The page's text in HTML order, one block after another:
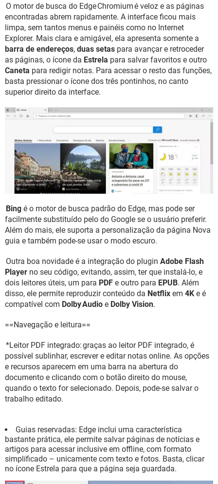
O motor de busca do Edge Chromium é veloz e as páginas
encontradas abrem rapidamente. A interface ficou mais
limpa, sem tantos menus e painéis como no Internet
Explorer. Mais clara e amigável, ela apresenta somente a
barra de endereços, duas setas para avançar e retroceder
as páginas, o ícone da Estrela para salvar favoritos e outro
Caneta para redigir notas. Para acessar o resto das funções,
basta pressionar o ícone dos três pontinhos, no canto
superior direito da interface.
Bing é o motor de busca padrão do Edge, mas pode ser
facilmente substituído pelo do Google se o usuário preferir.
Além do mais, ele suporta a personalização da página Nova
guia e também pode-se usar o modo escuro.
Outra boa novidade é a integração do plugin Adobe Flash
Player no seu código, evitando, assim, ter que instalá-lo, e
dois leitores úteis, um para PDF e outro para EPUB. Além
disso, ele permite reproduzir conteúdo da Netflix em 4K e é
compatível com Dolby Audio e Dolby Vision.
==Navegação e leitura==
*Leitor PDF integrado: graças ao leitor PDF integrado, é
possível sublinhar, escrever e editar notas online. As opções
e recursos aparecem em uma barra na abertura do
documento e clicando com o botão direito do mouse,
quando o texto for selecionado. Depois, pode-se salvar o
trabalho editado.
Guias reservadas: Edge inclui uma característica
bastante prática, ele permite salvar páginas de notícias e
artigos para acessar inclusive em offline, com formato
simplificado – unicamente com texto e fotos. Basta, clicar
no ícone Estrela para que a página seja guardada.